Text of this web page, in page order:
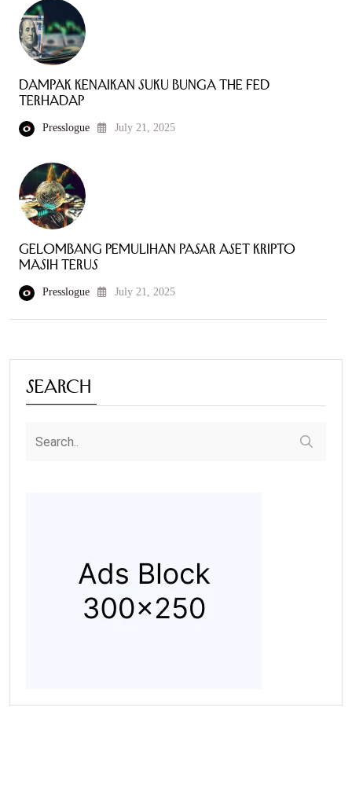
Dampak Kenaikan Suku Bunga The Fed
terhadap
Presslogue July 21, 2025
Gelombang Pemulihan Pasar Aset Kripto
Masih Terus
Presslogue July 21, 2025
Search